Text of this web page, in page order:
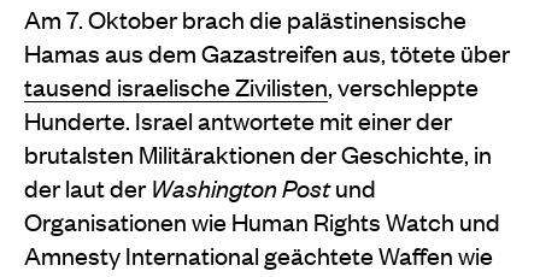
Am 7. Oktober brach die palästinensische
Hamas aus dem Gazastreifen aus, tötete über
tausend israelische Zivilisten, verschleppte
Hunderte. Israel antwortete mit einer der
brutalsten Militäraktionen der Geschichte, in
der laut der Washington Postund
Organisationen wie Human Rights Watch und
Amnesty International geächtete Waffen wie